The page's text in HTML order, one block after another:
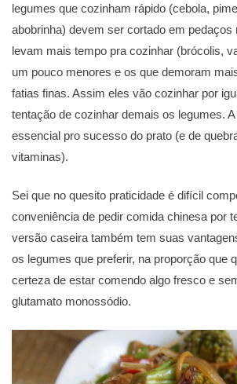
legumes que cozinham rápido (cebola,
abobrinha) devem ser cortado em pedaços
levam mais tempo pra cozinhar (brócolis,
um pouco menores e os que demoram
fatias finas. Assim eles vão cozinhar por
tentação de cozinhar demais os legumes.
essencial pro sucesso do prato (e de
vitaminas).
Sei que no quesito praticidade é difícil
conveniência de pedir comida chinesa por
versão caseira também tem suas
os legumes que preferir, na proporção que
certeza de estar comendo algo fresco e
glutamato monossódio.